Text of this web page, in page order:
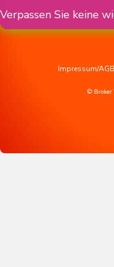
Verpassen Sie keine
Impressum/
© Broker